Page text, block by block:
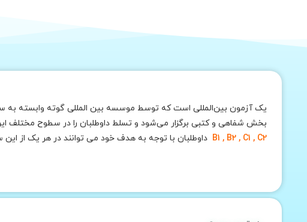
یک آزمون بین‌المللی است که توسط موسسه بین المللی گوته وابسته به
بخش شفاهی و کتبی برگزار می‌شود و تسلط داوطلبان را در سطوح مختلف این زبان ارزیابی می‌کند. بطور کلی 6 سطح اصلی در این
B1 , B2 , C1 , C2 داوطلبان با توجه به هدف خود می توانند در هر یک از